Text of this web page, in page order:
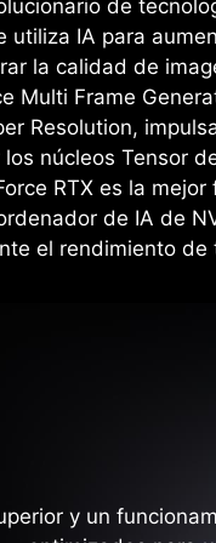
de
utiliza IA para
la calidad de
Multi Frame
Resolution,
los núcleos Tensor
RTX es la
de IA de
el rendimiento de
y un